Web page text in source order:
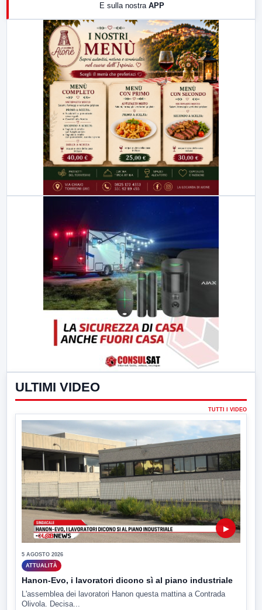
LabNews (replica)
E sulla nostra APP
ULTIMI VIDEO
TUTTI I VIDEO
▶
5 AGOSTO 2026
ATTUALITÀ
Hanon-Evo, i lavoratori dicono sì al piano industriale
L'assemblea dei lavoratori Hanon questa mattina a Contrada
Olivola. Decisa...